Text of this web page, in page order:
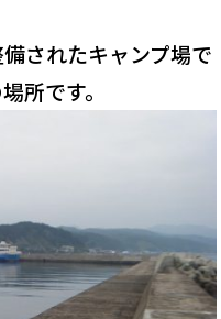
されたキャンプ場で
所です。